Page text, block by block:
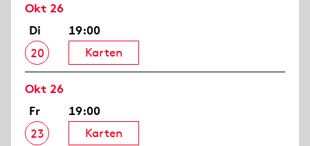
Okt 26
Di
20
19:00
Karten
Okt 26
Fr
23
19:00
Karten